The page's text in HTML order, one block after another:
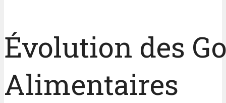
Évolution des
Alimentaires